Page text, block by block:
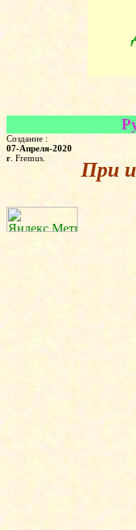
Создание :
07-Апреля-2020
г . Fremus.
При